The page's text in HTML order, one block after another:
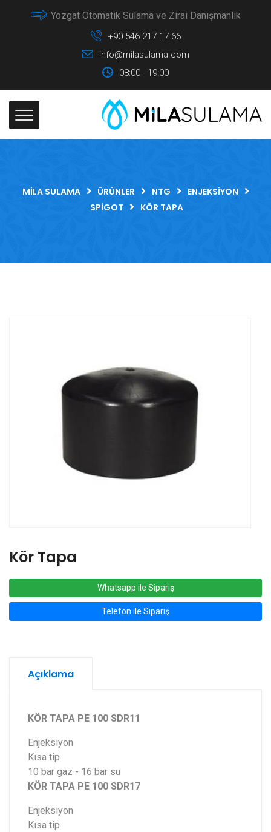
Yozgat Otomatik Sulama ve Zirai Danışmanlık
+90 546 217 17 66
info@milasulama.com
08:00 - 19:00
MILA SULAMA ÜRÜNLER NTG
ENJEKSIYON
SPIGOT
KÖR TAPA
Kör Tapa
Whatsapp ile Sipariş
Telefon ile Sipariş
Açıklama
KÖR TAPA PE 100 SDR11
Enjeksiyon
Kısa tip
10 bar gaz - 16 bar su
KÖR TAPA PE 100 SDR17
Enjeksiyon
Kısa tip